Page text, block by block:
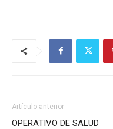
Artículo anterior
OPERATIVO DE SALUD